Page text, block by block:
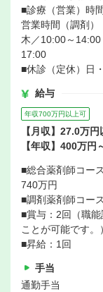
■診療（営業）時
営業時間（調剤）
木／10:00～
17:00
■休診（定休）日
給与
年収700万円以上可
【月収】27.0万円
【年収】400万円
■総合薬剤師コー
740万円
■調剤薬剤師コー
■賞与：2回（職
ことが可能です。）
■昇給：1回
手当
通勤手当